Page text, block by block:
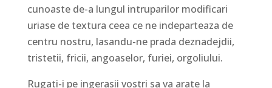
cunoaste de-a lungul intruparilor modificari
uriase de textura ceea ce ne indeparteaza de
centru nostru, lasandu-ne prada deznadejdii,
tristetii, fricii, angoaselor, furiei, orgoliului.
Rugati-i pe ingerasii vostri sa va arate la